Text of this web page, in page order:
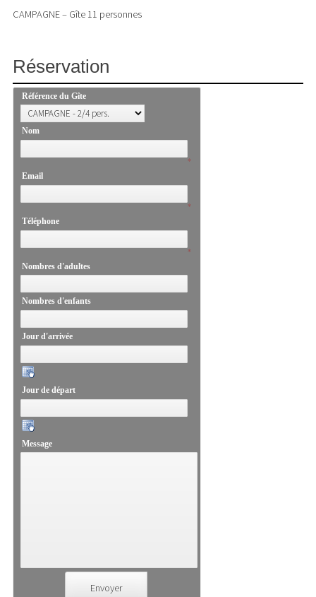
CAMPAGNE – Gîte 11 personnes
Réservation
Référence du Gîte
Nom
*
Email
*
Téléphone
*
Nombres d'adultes
Nombres d'enfants
Jour d'arrivée
Jour de départ
Message